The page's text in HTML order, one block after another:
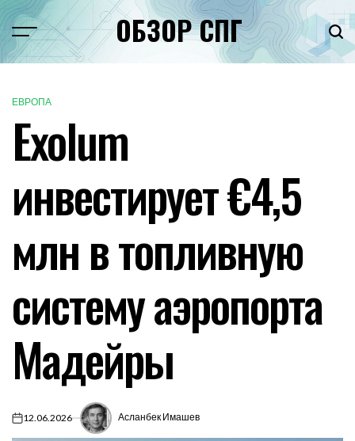
Перейти
к
содержимому
Меню ОБЗОР СПГ
ОПУБЛИКОВАНО
В
ЕВРОПА
Exolum
инвестирует €4,5
млн в топливную
систему аэропорта
Мадейры
on12.06.2026 Асланбек Имашев